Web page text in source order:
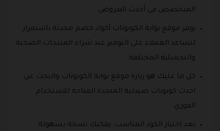
المتخصص في أحدث العروض.
يوفر موقع بوابة الكوبونات أكواد خصم محدثة باستمرار
لتساعد العملاء على التوفير عند شراء المنتجات الصحية
والتجميلية المختلفة.
كل ما عليك هو زيارة موقع بوابة الكوبونات والبحث عن
احدث كوبونات صيدلية المتحدة المتاحة للاستخدام
الفوري.
بعد اختيار الكود المناسب، يمكنك نسخه بسهولة